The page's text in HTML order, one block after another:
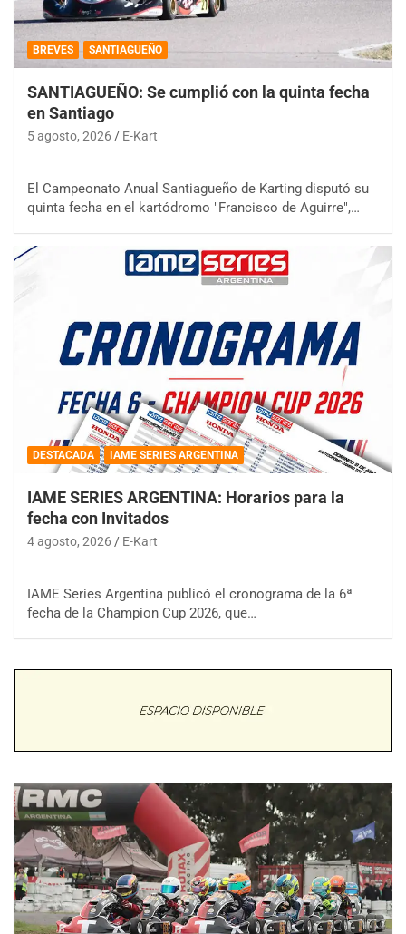
BREVES SANTIAGUEÑO
SANTIAGUEÑO: Se cumplió con la quinta fecha
en Santiago
5 agosto, 2026 E-Kart
El Campeonato Anual Santiagueño de Karting disputó su
quinta fecha en el kartódromo "Francisco de Aguirre",…
DESTACADA IAME SERIES ARGENTINA
IAME SERIES ARGENTINA: Horarios para la
fecha con Invitados
4 agosto, 2026 E-Kart
IAME Series Argentina publicó el cronograma de la 6ª
fecha de la Champion Cup 2026, que…